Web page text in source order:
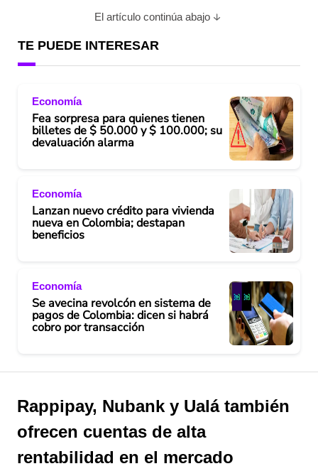
El artículo continúa abajo
TE PUEDE INTERESAR
Economía
Fea sorpresa para quienes tienen
billetes de $ 50.000 y $ 100.000; su
devaluación alarma
Economía
Lanzan nuevo crédito para vivienda
nueva en Colombia; destapan
beneficios
Economía
Se avecina revolcón en sistema de
pagos de Colombia: dicen si habrá
cobro por transacción
Rappipay, Nubank y Ualá también
ofrecen cuentas de alta
rentabilidad en el mercado